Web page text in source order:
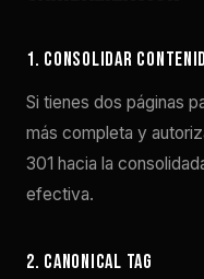
1. Consolidar
Si tienes dos páginas
más completa y
301 hacia la
efectiva.
2. Canonical tag